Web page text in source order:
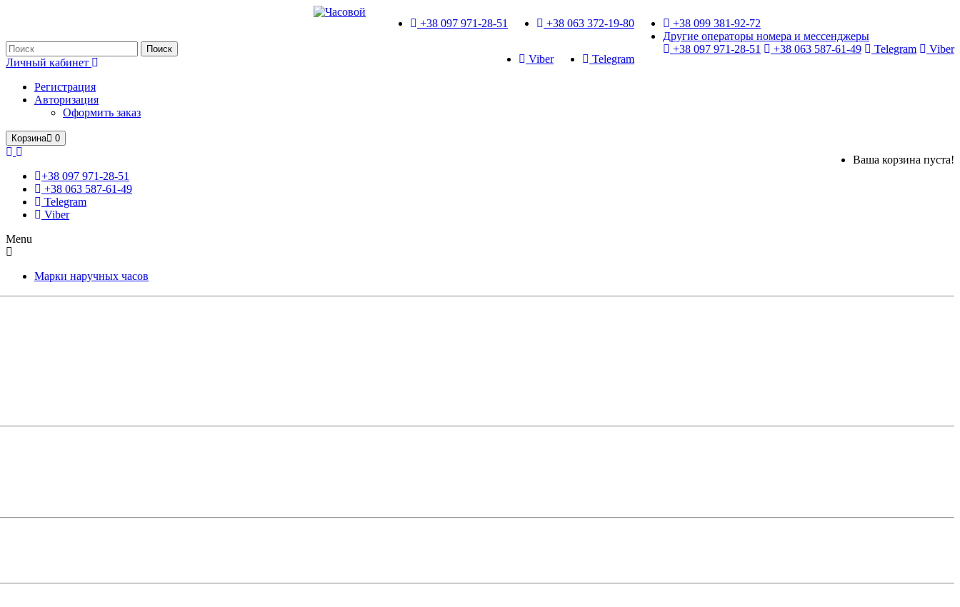
+38 099 381-92-72
Другие операторы номера и мессенджеры
+38 097 971-28-51
+38 063 587-61-49 Telegram Viber
+38 063 372-19-80
+38 097 971-28-51
Telegram
Viber
Поиск
Личный кабинет
Регистрация
Авторизация
Оформить заказ
Корзина 0
Ваша корзина пуста!
+38 097 971-28-51
+38 063 587-61-49
Telegram
Viber
Menu
Марки наручных часов